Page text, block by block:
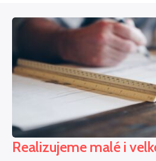
Realizujeme malé i